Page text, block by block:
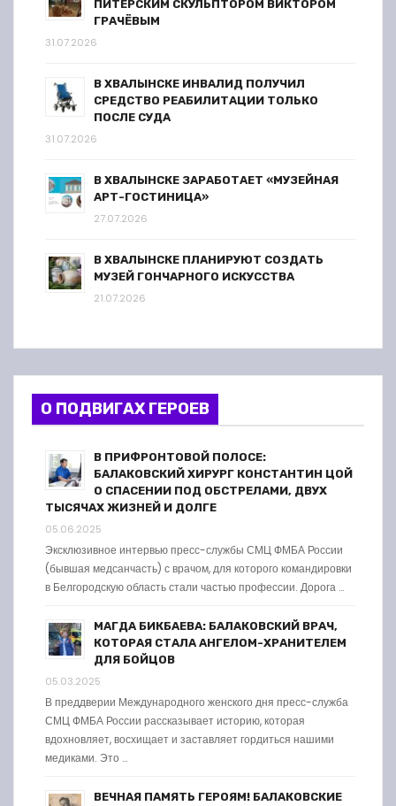
ПИТЕРСКИМ СКУЛЬПТОРОМ ВИКТОРОМ
ГРАЧЁВЫМ
31.07.2026
В ХВАЛЫНСКЕ ИНВАЛИД ПОЛУЧИЛ
СРЕДСТВО РЕАБИЛИТАЦИИ ТОЛЬКО
ПОСЛЕ СУДА
31.07.2026
В ХВАЛЫНСКЕ ЗАРАБОТАЕТ «МУЗЕЙНАЯ
АРТ-ГОСТИНИЦА»
27.07.2026
В ХВАЛЫНСКЕ ПЛАНИРУЮТ СОЗДАТЬ
МУЗЕЙ ГОНЧАРНОГО ИСКУССТВА
21.07.2026
О ПОДВИГАХ ГЕРОЕВ
В ПРИФРОНТОВОЙ ПОЛОСЕ:
БАЛАКОВСКИЙ ХИРУРГ КОНСТАНТИН ЦОЙ
О СПАСЕНИИ ПОД ОБСТРЕЛАМИ, ДВУХ
ТЫСЯЧАХ ЖИЗНЕЙ И ДОЛГЕ
05.06.2025
Эксклюзивное интервью пресс-службы СМЦ ФМБА России
(бывшая медсанчасть) с врачом, для которого командировки
в Белгородскую область стали частью профессии. Дорога …
МАГДА БИКБАЕВА: БАЛАКОВСКИЙ ВРАЧ,
КОТОРАЯ СТАЛА АНГЕЛОМ-ХРАНИТЕЛЕМ
ДЛЯ БОЙЦОВ
05.03.2025
В преддверии Международного женского дня пресс-служба
СМЦ ФМБА России рассказывает историю, которая
вдохновляет, восхищает и заставляет гордиться нашими
медиками. Это …
ВЕЧНАЯ ПАМЯТЬ ГЕРОЯМ! БАЛАКОВСКИЕ